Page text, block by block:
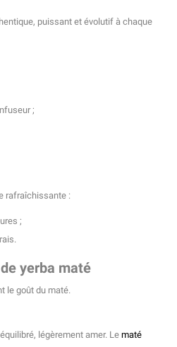
puissant et évolutif à chaque
;
rafraîchissante :
;
yerba maté
le goût du maté.
légèrement amer. Le maté